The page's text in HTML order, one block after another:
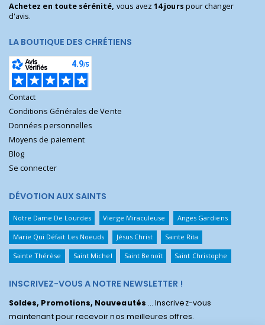
Achetez en toute sérénité, vous avez14 jours pour changer
d'avis.
LA BOUTIQUE DES CHRÉTIENS
Contact
Conditions Générales de Vente
Données personnelles
Moyens de paiement
Blog
Se connecter
DÉVOTION AUX SAINTS
Notre Dame De Lourdes Vierge Miraculeuse Anges Gardiens
Marie Qui Défait Les Noeuds Jésus Christ Sainte Rita
Sainte Thérèse Saint Michel Saint Benoît Saint Christophe
INSCRIVEZ-VOUS A NOTRE NEWSLETTER !
Soldes, Promotions, Nouveautés ... Inscrivez-vous
maintenant pour recevoir nos meilleures offres.